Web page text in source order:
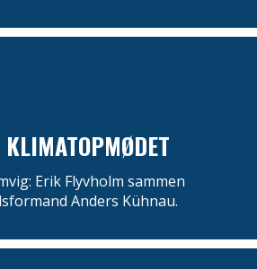
Erik Flyvholm sammen
Anders Kühnau.